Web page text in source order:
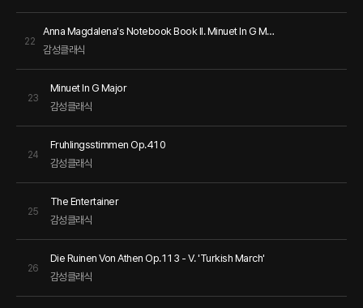
22
Anna Magdalena's Notebook Book II. Minuet In G Major BWV Anh.II 114
감성클래식
23
Minuet In G Major
감성클래식
24
Fruhlingsstimmen Op.410
감성클래식
25
The Entertainer
감성클래식
26
Die Ruinen Von Athen Op.113 - V. 'Turkish March'
감성클래식